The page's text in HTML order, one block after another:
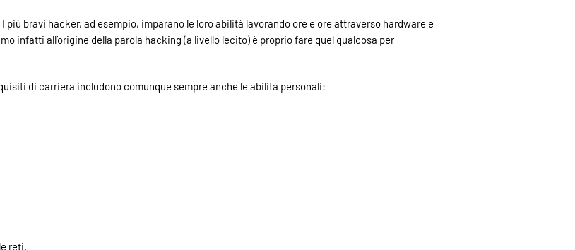
bravi hacker, ad esempio, imparano le loro abilità lavorando ore e ore attraverso hardware e
infatti all’origine della parola hacking (a livello lecito) è proprio fare quel qualcosa per
di carriera includono comunque sempre anche le abilità personali:
reti.